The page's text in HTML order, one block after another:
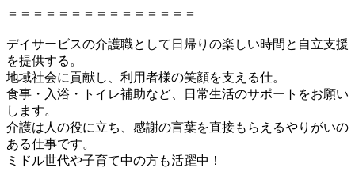
＝＝＝＝＝＝＝＝＝＝＝＝＝＝＝
デイサービスの介護職として日帰りの楽しい時間と自立支援
を提供する。
地域社会に貢献し、利用者様の笑顔を支える仕。
食事・入浴・トイレ補助など、日常生活のサポートをお願い
します。
介護は人の役に立ち、感謝の言葉を直接もらえるやりがいの
ある仕事です。
ミドル世代や子育て中の方も活躍中！